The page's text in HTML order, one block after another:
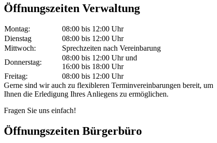
Öffnungszeiten Verwaltung
Montag:
08:00 bis 12:00 Uhr
Dienstag
08:00 bis 12:00 Uhr
Mittwoch:
Sprechzeiten nach Vereinbarung
Donnerstag:
08:00 bis 12:00 Uhr und
16:00 bis 18:00 Uhr
Freitag:
08:00 bis 12:00 Uhr
Gerne sind wir auch zu flexibleren Terminvereinbarungen bereit, um
Ihnen die Erledigung Ihres Anliegens zu ermöglichen.
Fragen Sie uns einfach!
Öffnungszeiten Bürgerbüro